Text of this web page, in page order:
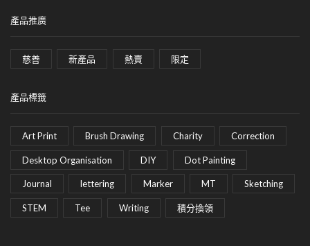
產品推廣
慈善 新產品 熱賣 限定
產品標籤
Art Print Brush Drawing Charity Correction
Desktop Organisation DIY Dot Painting
Journal lettering Marker MT Sketching
STEM Tee Writing 積分換領